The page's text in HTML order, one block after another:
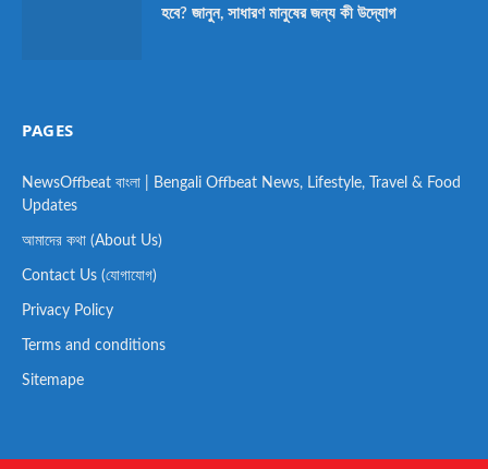
হবে? জানুন, সাধারণ মানুষের জন্য কী উদ্যোগ
PAGES
NewsOffbeat বাংলা | Bengali Offbeat News, Lifestyle, Travel & Food
Updates
আমাদের কথা (About Us)
Contact Us (যোগাযোগ)
Privacy Policy
Terms and conditions
Sitemape